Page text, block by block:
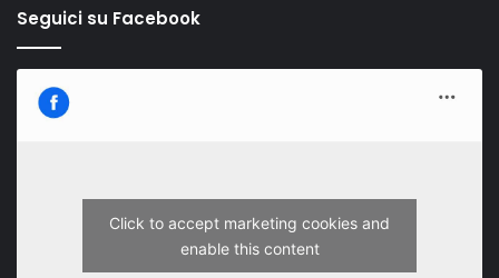
Seguici su Facebook
Click to accept marketing cookies and
enable this content